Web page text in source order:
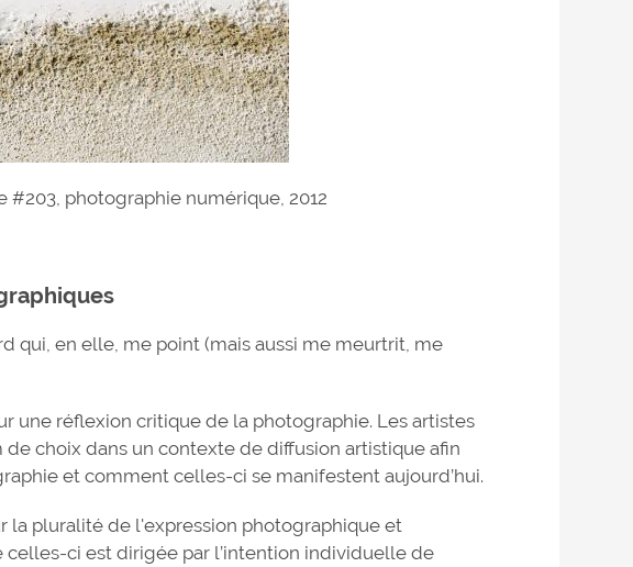
photographie numérique, 2012
qui, en elle, me point (mais aussi me meurtrit, me
une réflexion critique de la photographie. Les artistes
choix dans un contexte de diffusion artistique afin
et comment celles-ci se manifestent aujourd’hui.
la pluralité de l'expression photographique et
ci est dirigée par l’intention individuelle de